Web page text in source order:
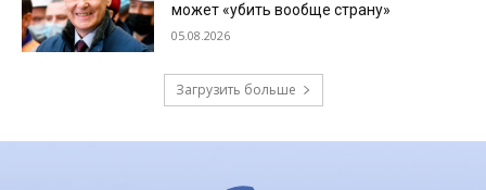
может «убить вообще страну»
05.08.2026
Загрузить больше